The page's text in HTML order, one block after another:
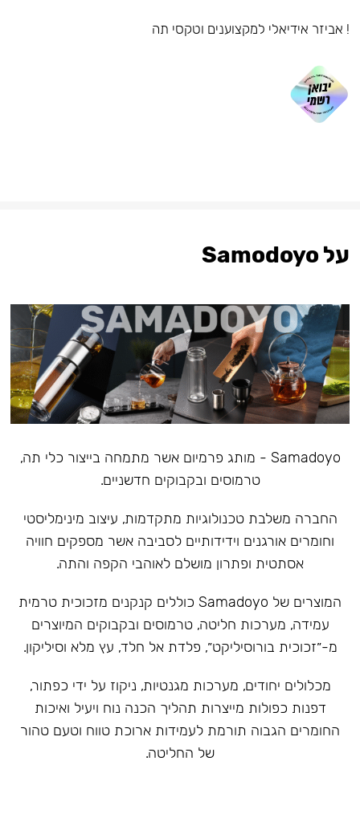
! אביזר אידיאלי למקצוענים וטקסי תה
על Samodoyo
Samadoyo - מותג פרמיום אשר מתמחה בייצור כלי תה,
טרמוסים ובקבוקים חדשניים.
‏החברה משלבת טכנולוגיות מתקדמות, עיצוב מינימליסטי
וחומרים אורגנים וידידותיים לסביבה אשר מספקים חוויה
אסתטית ופתרון מושלם לאוהבי הקפה והתה.
המוצרים של Samadoyo כוללים קנקנים מזכוכית טרמית
עמידה, מערכות חליטה, טרמוסים ובקבוקים המיוצרים
מ-״זכוכית בורוסיליקט״, פלדת אל חלד, עץ מלא וסיליקון.
מכלולים יחודים, מערכות מגנטיות, ניקוז על ידי כפתור,
דפנות כפולות מייצרות תהליך הכנה נוח ויעיל ואיכות
החומרים הגבוה תורמת לעמידות ארוכת טווח וטעם טהור
של החליטה.